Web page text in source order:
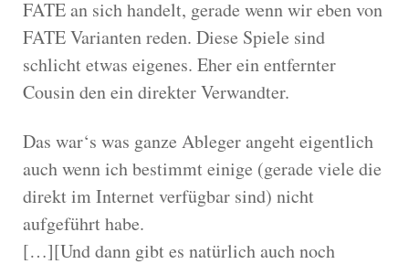
FATE an sich handelt, gerade wenn wir eben von
FATE Varianten reden. Diese Spiele sind
schlicht etwas eigenes. Eher ein entfernter
Cousin den ein direkter Verwandter.
Das war‘s was ganze Ableger angeht eigentlich
auch wenn ich bestimmt einige (gerade viele die
direkt im Internet verfügbar sind) nicht
aufgeführt habe.
[…][Und dann gibt es natürlich auch noch